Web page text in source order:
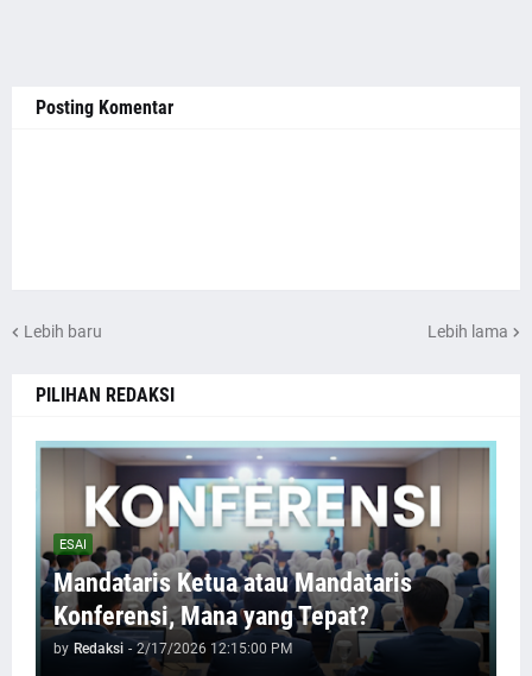
Posting Komentar
Lebih baru Lebih lama
PILIHAN REDAKSI
ESAI
Mandataris Ketua atau Mandataris
Konferensi, Mana yang Tepat?
by Redaksi - 2/17/2026 12:15:00 PM